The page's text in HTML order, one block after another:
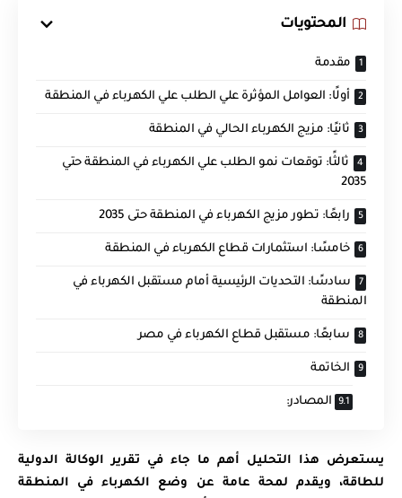
المحتويات
مقدمة
أولًا: العوامل المؤثرة علي الطلب علي الكهرباء في المنطقة
ثانيًا: مزيج الكهرباء الحالي في المنطقة
ثالثًا: توقعات نمو الطلب علي الكهرباء في المنطقة حتي
2035
رابعًا: تطور مزيج الكهرباء في المنطقة حتى 2035
خامسًا: استثمارات قطاع الكهرباء في المنطقة
سادسًا: التحديات الرئيسية أمام مستقبل الكهرباء في
المنطقة
سابعًا: مستقبل قطاع الكهرباء في مصر
الخاتمة
المصادر:
يستعرض هذا التحليل أهم ما جاء في تقرير الوكالة الدولية
للطاقة، ويقدم لمحة عامة عن وضع الكهرباء في المنطقة